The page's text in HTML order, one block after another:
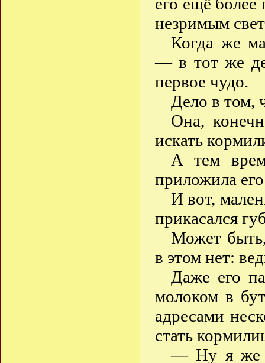
незримым
Когда же
— в тот же
первое чудо.
Дело в том,
Она,
искать
А тем
приложила
И вот,
прикасался
Может
в этом нет:
Даже его
молоком в
адресами
стать
— Ну я же